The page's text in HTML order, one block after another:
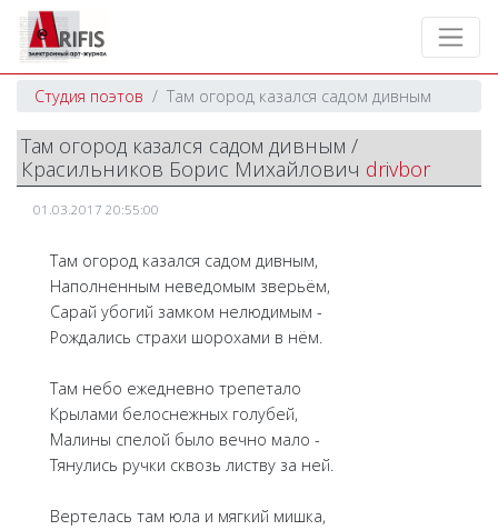
Студия поэтов Там огород казался садом дивным
Там огород казался садом дивным /
Красильников Борис Михайлович drivbor
01.03.2017 20:55:00
Там огород казался садом дивным,
Наполненным неведомым зверьём,
Сарай убогий замком нелюдимым -
Рождались страхи шорохами в нём.
Там небо ежедневно трепетало
Крылами белоснежных голубей,
Малины спелой было вечно мало -
Тянулись ручки сквозь листву за ней.
Вертелась там юла и мягкий мишка,